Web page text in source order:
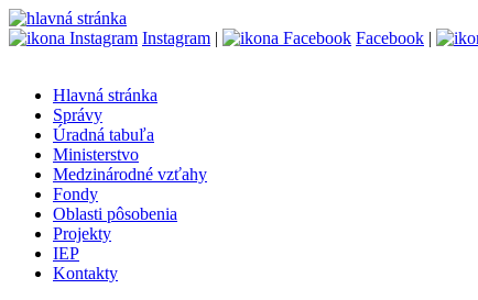
Instagram | Facebook |
Hlavná stránka
Správy
Úradná tabuľa
Ministerstvo
Medzinárodné vzťahy
Fondy
Oblasti pôsobenia
Projekty
IEP
Kontakty